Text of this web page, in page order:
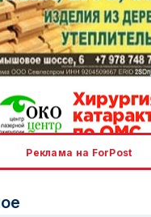
Реклама на ForPost